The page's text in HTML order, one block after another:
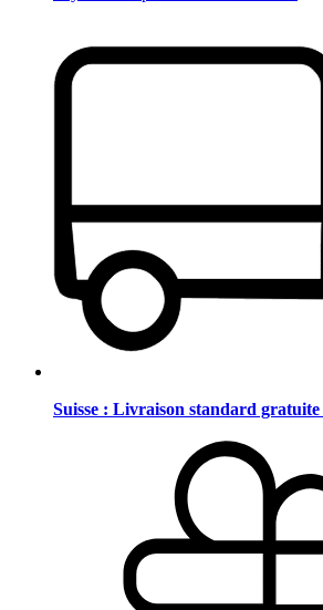
Suisse : Livraison standard gratuite